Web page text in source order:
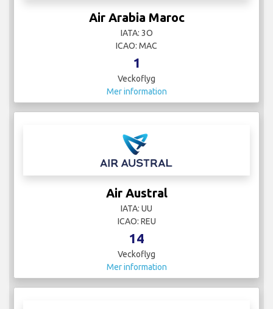
Air Arabia Maroc
IATA: 3O
ICAO: MAC
1
Veckoflyg
Mer information
Air Austral
IATA: UU
ICAO: REU
14
Veckoflyg
Mer information